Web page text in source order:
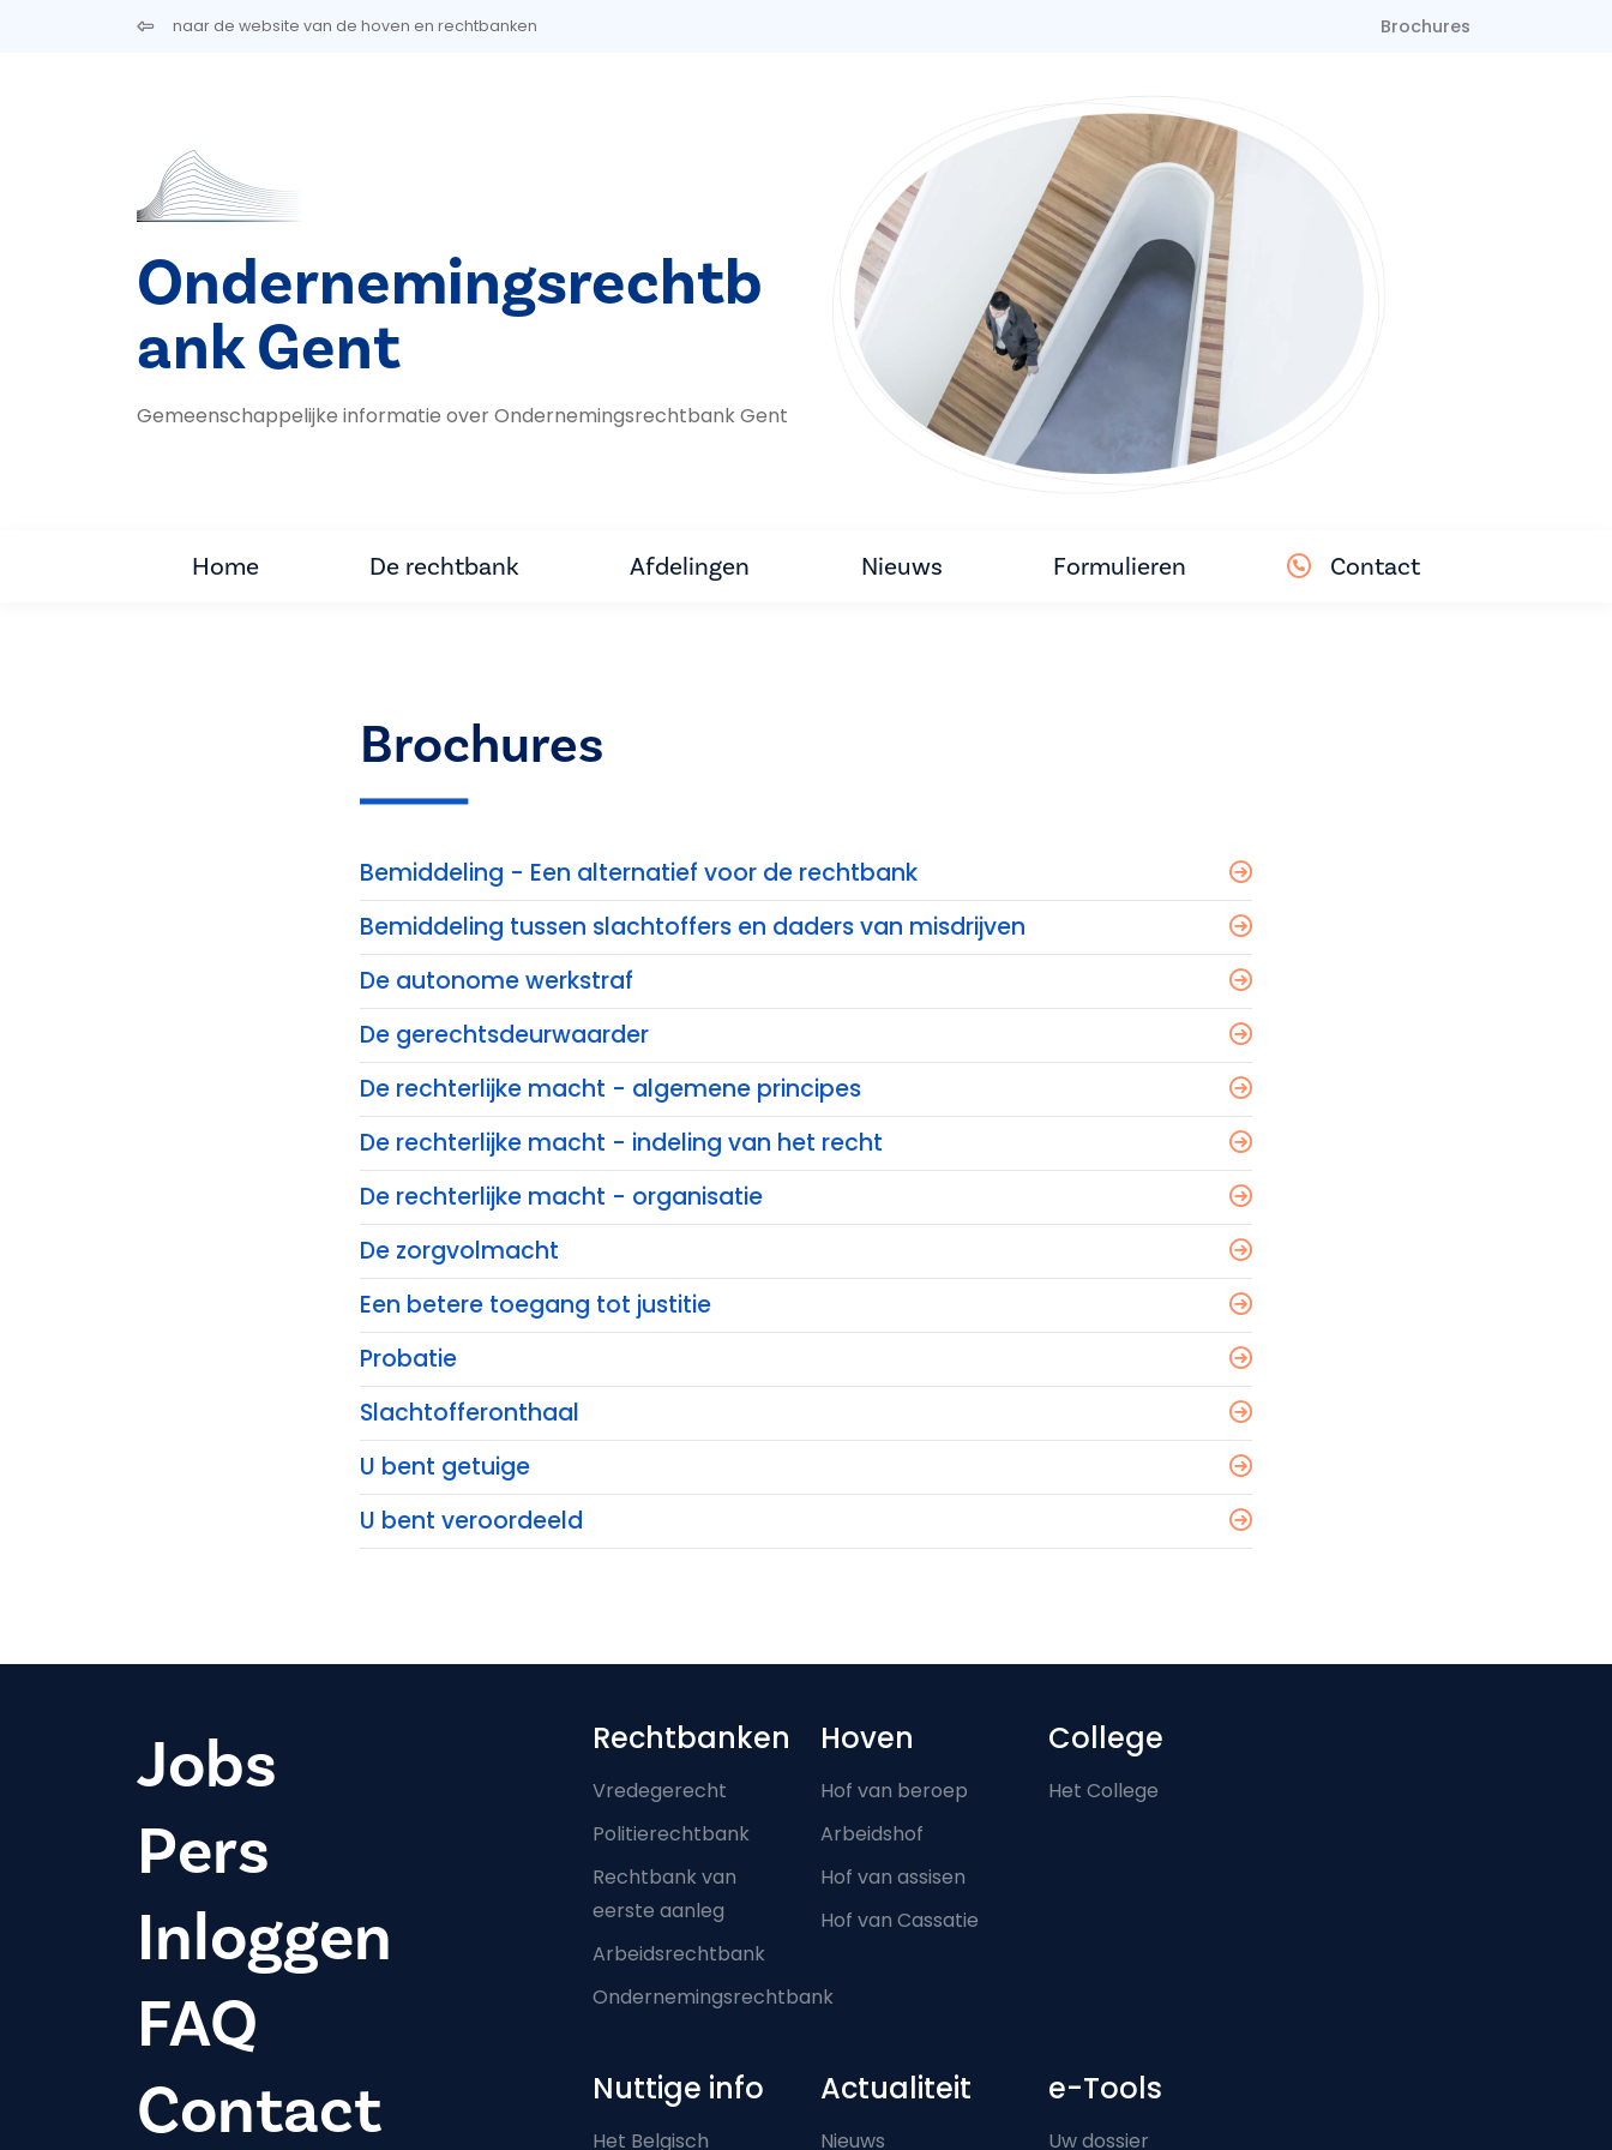
Overslaan en naar de inhoud gaannaar de website van de hoven en rechtbanken Brochures
Ondernemingsrechtb
ank Gent
Gemeenschappelijke informatie over Ondernemings­rechtbank Gent
Home De rechtbank Afdelingen Nieuws Formulieren Contact
Brochures
Bemiddeling - Een alternatief voor de rechtbank
Bemiddeling tussen slachtoffers en daders van misdrijven
De autonome werkstraf
De gerechtsdeurwaarder
De rechterlijke macht - algemene principes
De rechterlijke macht - indeling van het recht
De rechterlijke macht - organisatie
De zorgvolmacht
Een betere toegang tot justitie
Probatie
Slachtofferonthaal
U bent getuige
U bent veroordeeld
Jobs
Pers
Inloggen
FAQ
Contact
Footer-menu
Rechtbanken
Vredegerecht
Politierechtbank
Rechtbank van
eerste aanleg
Arbeidsrechtbank
Ondernemingsrechtbank
Hoven
Hof van beroep
Arbeidshof
Hof van assisen
Hof van Cassatie
College
Het College
Nuttige info
Het Belgisch
Actualiteit
Nieuws
e-Tools
Uw dossier